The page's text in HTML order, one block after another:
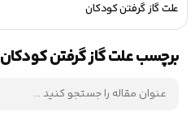
علت گاز گرفتن کودکان
برچسب علت گاز گرفتن کودکان